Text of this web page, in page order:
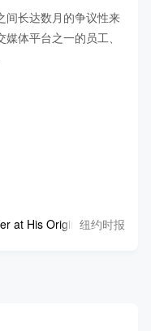
间长达数月的争议性来
体平台之一的员工、
at His Original Price
纽约时报